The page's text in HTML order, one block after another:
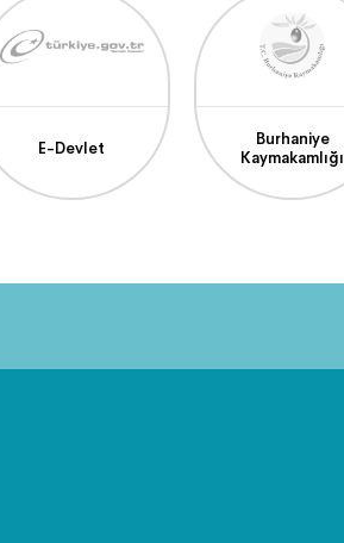
E-Devlet
Burhaniye
Kaymakamlığı